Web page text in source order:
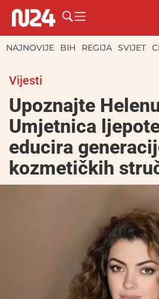
NAJNOVIJE BIH REGIJA SVIJET
Vijesti
Upoznajte
Umjetnica
educira
kozmetičkih